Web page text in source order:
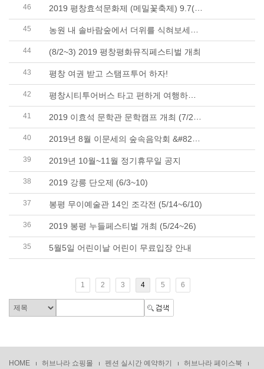
46 2019 평창효석문화제 (메밀꽃축제) 9.7(토)~9.15(일)..
45 농원 내 솔바람숲에서 더위를 식혀보세요~!
44 (8/2~3) 2019 평창평화뮤직페스티벌 개최
43 평창 여권 받고 스탬프투어 하자!
42 평창시티투어버스 타고 편하게 여행하세요~! (& ..
41 2019 이효석 문학관 문학캠프 개최 (7/27~)
40 2019년 8월 이문세의 숲속음악회 &#8211; 열 번째..
39 2019년 10월~11월 정기휴무일 공지
38 2019 강릉 단오제 (6/3~10)
37 봉평 무이예술관 14인 조각전 (5/14~6/10)
36 2019 봉평 누들페스티벌 개최 (5/24~26)
35 5월5일 어린이날 어린이 무료입장 안내
1 2 3 4 5 6
HOME 허브나라 쇼핑몰 펜션 실시간 예약하기 허브나라 페이스북